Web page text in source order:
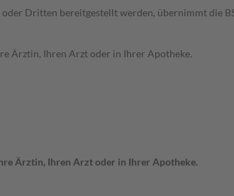
Dritten bereitgestellt werden, übernimmt die
Ärztin, Ihren Arzt oder in Ihrer Apotheke.
Ärztin, Ihren Arzt oder in Ihrer Apotheke.